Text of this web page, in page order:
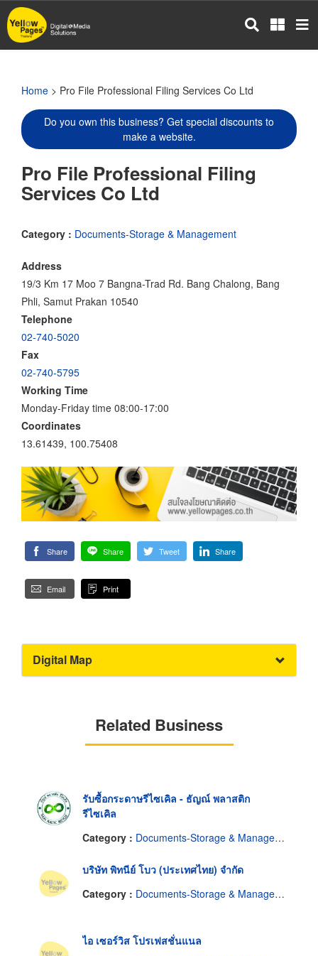
Skip
to
main
Home > Pro File Professional Filing Services Co Ltd
Do you own this business? Get special discounts to
make a website.
Pro File Professional Filing
Services Co Ltd
Category : Documents-Storage & Management
Address
19/3 Km 17 Moo 7 Bangna-Trad Rd. Bang Chalong, Bang
Phli, Samut Prakan 10540
Telephone
02-740-5020
Fax
02-740-5795
Working Time
Monday-Friday time 08:00-17:00
Coordinates
13.61439, 100.75408
Share Share Tweet Share
Email Print
Digital Map
Related Business
รับซื้อกระดาษรีไซเคิล - ธัญณ์ พลาสติก
รีไซเคิล
Category : Documents-Storage & Management
บริษัท พิทนีย์ โบว (ประเทศไทย) จำกัด
Category : Documents-Storage & Management
ไอ เซอร์วิส โปรเฟสชั่นแนล